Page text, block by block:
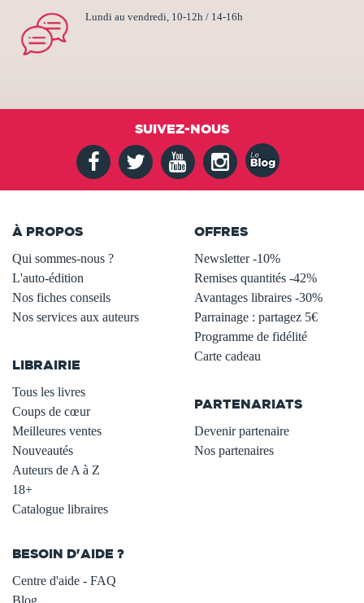
Lundi au vendredi, 10-12h / 14-16h
SUIVEZ-NOUS
À PROPOS
Qui sommes-nous ?
L'auto-édition
Nos fiches conseils
Nos services aux auteurs
LIBRAIRIE
Tous les livres
Coups de cœur
Meilleures ventes
Nouveautés
Auteurs de A à Z
18+
Catalogue libraires
OFFRES
Newsletter -10%
Remises quantités -42%
Avantages libraires -30%
Parrainage : partagez 5€
Programme de fidélité
Carte cadeau
PARTENARIATS
Devenir partenaire
Nos partenaires
BESOIN D'AIDE ?
Centre d'aide - FAQ
Blog